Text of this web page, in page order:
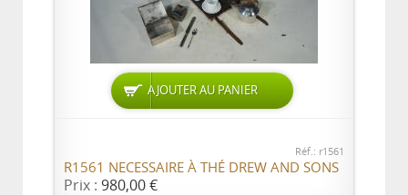
AJOUTER AU PANIER
Réf.: r1561
R1561 NECESSAIRE À THÉ DREW AND SONS
Prix : 980,00 €